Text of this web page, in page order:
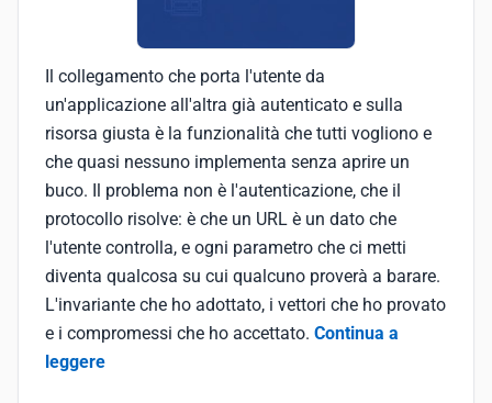
Il collegamento che porta l'utente da
un'applicazione all'altra già autenticato e sulla
risorsa giusta è la funzionalità che tutti vogliono e
che quasi nessuno implementa senza aprire un
buco. Il problema non è l'autenticazione, che il
protocollo risolve: è che un URL è un dato che
l'utente controlla, e ogni parametro che ci metti
diventa qualcosa su cui qualcuno proverà a barare.
L'invariante che ho adottato, i vettori che ho provato
e i compromessi che ho accettato. Continua a
leggere